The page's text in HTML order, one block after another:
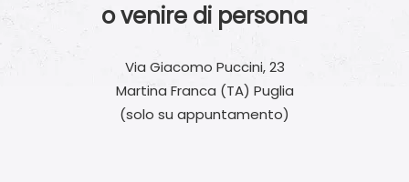
o venire di persona
Via Giacomo Puccini, 23
Martina Franca (TA) Puglia
(solo su appuntamento)